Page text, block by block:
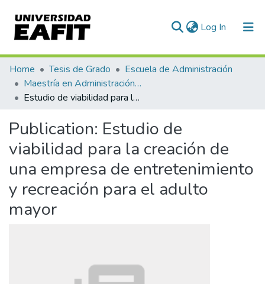
Log In (current)
Communities & Collections
All of DSpace
Home Tesis de Grado
Escuela de Administración
Maestría en Administración - MBA (tesis)
Estudio de viabilidad para la creación de una empresa de entretenimiento y recreación para el adulto mayor
Publication: Estudio de
viabilidad para la creación de
una empresa de entretenimiento
y recreación para el adulto
mayor